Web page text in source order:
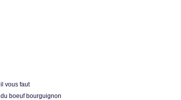
il vous faut
du boeuf bourguignon